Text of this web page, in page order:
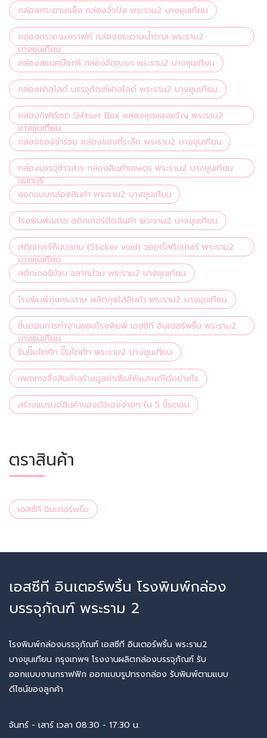
กล่องกระดาษแข็ง กล่องจั่วปัง พระราม2 บางขุนเทียน
กล่องกระดาษคราฟท์ กล่องกระดาษน้ำตาล พระราม2
บางขุนเทียน
กล่องสแนคบ๊อกซ์ กล่องจัดเบรค พระราม2 บางขุนเทียน
กล่องฝาสไลด์ บรรจุภัณฑ์ฝาสไลด์ พระราม2 บางขุนเทียน
กล่องกิฟต์เซต Giftset Box กล่องชุดของขวัญ พระราม2
บางขุนเทียน
กล่องของชำร่วย กล่องของที่ระลึก พระราม2 บางขุนเทียน
กล่องบรรจุข้าวสาร กล่องสินค้าเกษตร พระราม2 บางขุนเทียน
นนทบุรี
ออกแบบกล่องสินค้า พระราม2 บางขุนเทียน
โรงพิมพ์ฉลาก สติกเกอร์ติดสินค้า พระราม2 บางขุนเทียน
สติกเกอร์กันปลอม (Sticker void) วอยด์สติกเกอร์ พระราม2
บางขุนเทียน
สติกเกอร์ม้วน ฉลากม้วน พระราม2 บางขุนเทียน
โรงพิมพ์ถุงกระดาษ ผลิตถุงใส่สินค้า พระราม2 บางขุนเทียน
ขั้นตอนการทำงานของโรงพิมพ์ เอสซีที อินเตอร์พริ้น พระราม2
บางขุนเทียน
รับปั๊มไดคัท ปั๊มไดคัท พระราม2 บางขุนเทียน
แพคเกจจิ้งสินค้าสร้างมูลค่าเพิ่มให้แบรนด์ได้อย่างไร
สร้างแบรนด์สินค้าของตัวเองง่ายๆ ใน 5 ขั้นตอน
ตราสินค้า
เอสซีที อินเตอร์พริ้น
เอสซีที อินเตอร์พริ้น โรงพิมพ์กล่อง
บรรจุภัณฑ์ พระราม 2
โรงพิมพ์กล่องบรรจุภัณฑ์ เอสซีที อินเตอร์พริ้น พระราม2
บางขุนเทียน กรุงเทพฯ โรงงานผลิตกล่องบรรจุภัณฑ์ รับ
ออกแบบงานกราฟฟิก ออกแบบรูปทรงกล่อง รับพิมพ์ตามแบบ
ดีไซน์ของลูกค้า
จันทร์ - เสาร์ เวลา 08:30 - 17:30 น.